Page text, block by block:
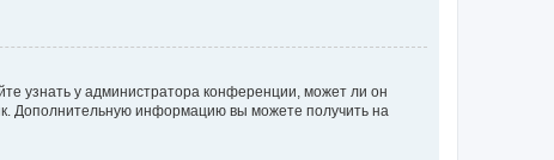
узнать у администратора конференции, может ли он
Дополнительную информацию вы можете получить на